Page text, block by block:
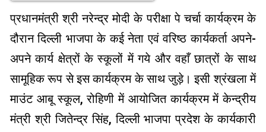
प्रधानमंत्री श्री नरेन्द्र मोदी के परीक्षा पे चर्चा कार्यक्रम के
दौरान दिल्ली भाजपा के कई नेता एवं वरिष्ठ कार्यकर्ता अपने-
अपने कार्य क्षेत्रों के स्कूलों में गये और वहाँ छात्रों के साथ
सामूहिक रूप से इस कार्यक्रम के साथ जुड़े। इसी श्रंखला में
माउंट आबू स्कूल, रोहिणी में आयोजित कार्यक्रम में केन्द्रीय
मंत्री श्री जितेन्द्र सिंह, दिल्ली भाजपा प्रदेश के कार्यकारी